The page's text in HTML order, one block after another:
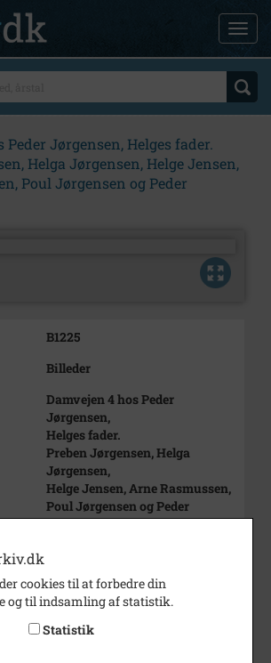
Peder Jørgensen, Helges fader.
Helga Jørgensen, Helge Jensen,
Poul Jørgensen og Peder
B1225
Billeder
Damvejen 4 hos Peder
Jørgensen,
Helges fader.
Preben Jørgensen, Helga
Jørgensen,
Helge Jensen, Arne Rasmussen,
Poul Jørgensen og Peder
Andersen.
ca. 1949
cookies til at forbedre din
og til indsamling af statistik.
Statistik